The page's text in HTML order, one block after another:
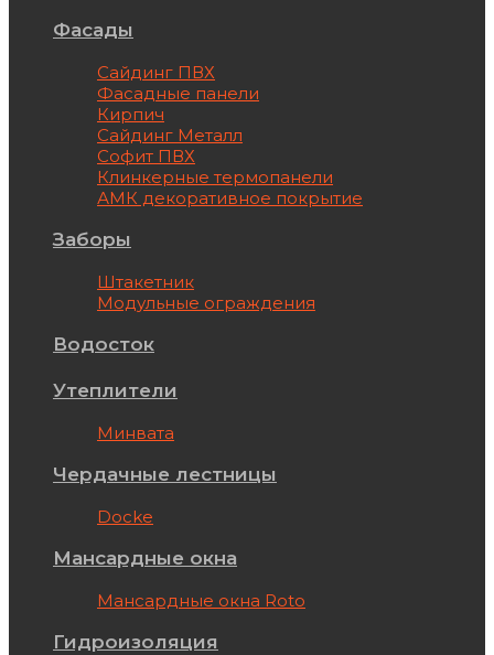
Фасады
Сайдинг ПВХ
Фасадные панели
Кирпич
Сайдинг Металл
Софит ПВХ
Клинкерные термопанели
АМК декоративное покрытие
Заборы
Штакетник
Модульные ограждения
Водосток
Утеплители
Минвата
Чердачные лестницы
Docke
Мансардные окна
Мансардные окна Roto
Гидроизоляция